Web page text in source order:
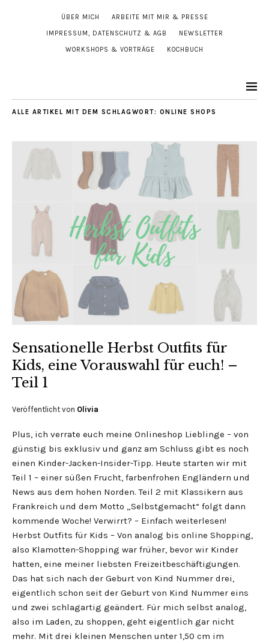
ÜBER MICH ARBEITE MIT MIR & PRESSE
IMPRESSUM, DATENSCHUTZ & AGB NEWSLETTER
WORKSHOPS & VORTRÄGE KOCHBUCH
ALLE ARTIKEL MIT DEM SCHLAGWORT: ONLINE SHOPS
Sensationelle Herbst Outfits für
Kids, eine Vorauswahl für euch! –
Teil 1
Veröffentlicht von Olivia
Plus, ich verrate euch meine Onlineshop Lieblinge – von
günstig bis exklusiv und ganz am Schluss gibt es noch
einen Kinder-Jacken-Insider-Tipp. Heute starten wir mit
Teil 1 – einer süßen Frucht, farbenfrohen Engländern und
News aus dem hohen Norden. Teil 2 mit Klassikern aus
Frankreich und dem Motto „Selbstgemacht“ folgt dann
kommende Woche! Verwirrt? – Einfach weiterlesen!
Herbst Outfits für Kids – Von analog bis online Shopping,
also Klamotten-Shopping war früher, bevor wir Kinder
hatten, eine meiner liebsten Freizeitbeschäftigungen.
Das hat sich nach der Geburt von Kind Nummer drei,
eigentlich schon seit der Geburt von Kind Nummer eins
und zwei schlagartig geändert. Für mich selbst analog,
also im Laden, zu shoppen, geht eigentlich gar nicht
mehr. Mit drei kleinen Menschen unter 1,50 cm im